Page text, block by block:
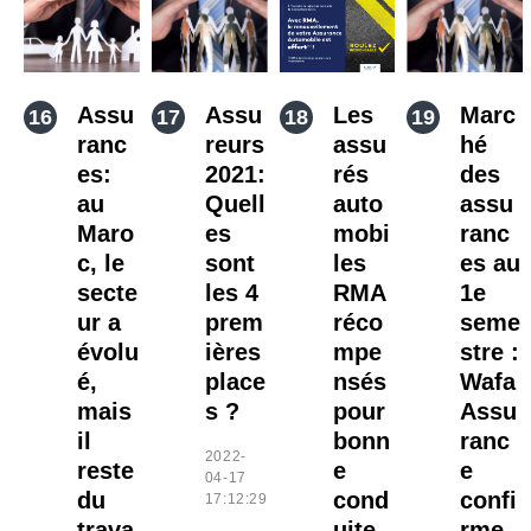
Assu
ranc
es:
au
Maro
c, le
secte
ur a
évolu
é,
mais
il
reste
du
Assu
reurs
2021:
Quell
es
sont
les 4
prem
ières
place
s ?
2022-
04-17
17:12:29
Les
assu
rés
auto
mobi
les
RMA
réco
mpe
nsés
pour
bonn
e
cond
Marc
hé
des
assu
ranc
es au
1e
seme
stre :
Wafa
Assu
ranc
e
confi